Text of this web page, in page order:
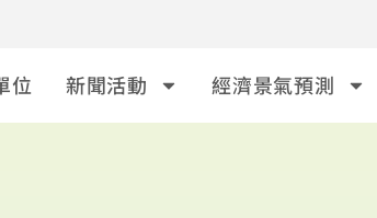
位 新聞活動 經濟景氣預測